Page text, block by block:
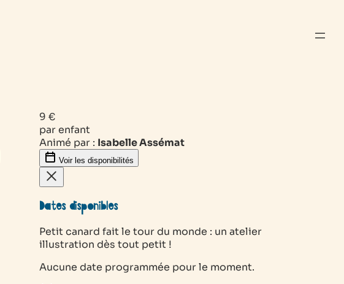
9 €
par enfant
Animé par : Isabelle Assémat
Voir les disponibilités
Dates disponibles
Petit canard fait le tour du monde : un atelier
illustration dès tout petit !
Aucune date programmée pour le moment.